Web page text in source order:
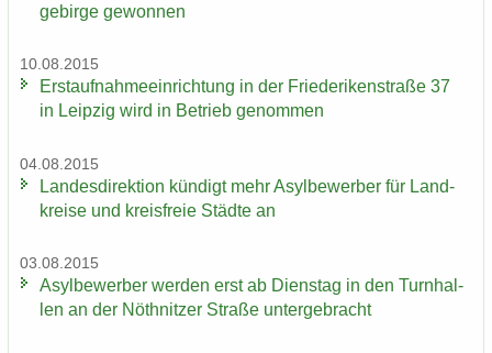
ge­bir­ge ge­won­nen
10.08.2015
Erst­auf­nah­me­ein­rich­tung in der Frie­de­ri­ken­stra­ße 37
in Leip­zig wird in Be­trieb ge­nom­men
04.08.2015
Lan­des­di­rek­ti­on kün­digt mehr Asyl­be­wer­ber für Land­
krei­se und kreis­freie Städ­te an
03.08.2015
Asyl­be­wer­ber wer­den erst ab Diens­tag in den Turn­hal­
len an der Nö­th­nit­zer Stra­ße un­ter­ge­bracht